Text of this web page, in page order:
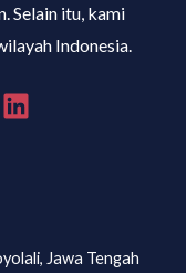
Selain itu, kami
Indonesia.
Jawa Tengah